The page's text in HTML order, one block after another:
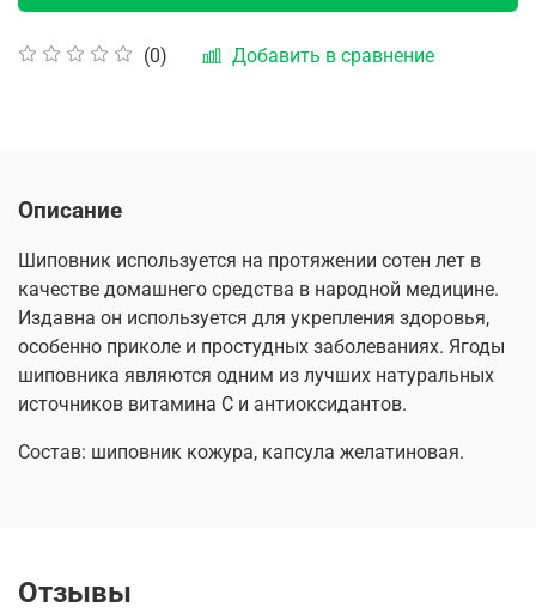
(0) Добавить в сравнение
Описание
Шиповник используется на протяжении сотен лет в
качестве домашнего средства в народной медицине.
Издавна он используется для укрепления здоровья,
особенно приколе и простудных заболеваниях. Ягоды
шиповника являются одним из лучших натуральных
источников витамина С и антиоксидантов.
Состав: шиповник кожура, капсула желатиновая.
Отзывы